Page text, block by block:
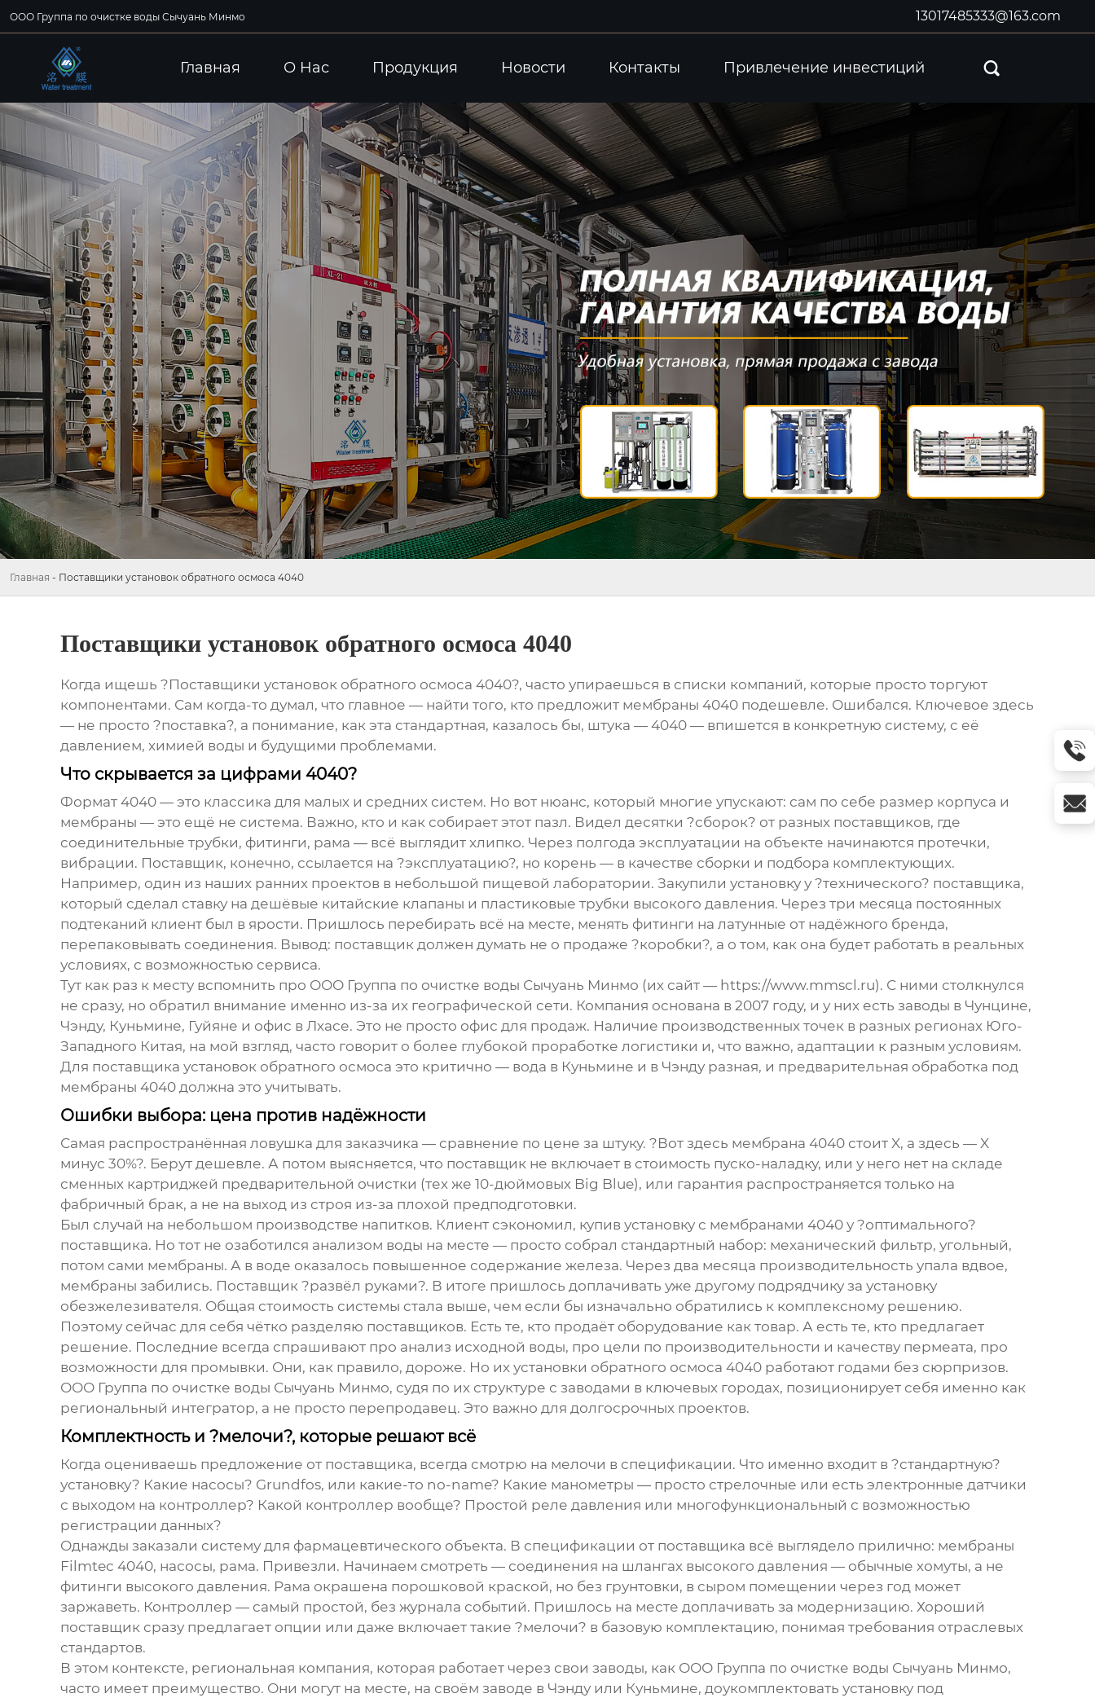
ООО Группа по очистке воды Сычуань Минмо 13017485333@163.com
Главная О Hас Продукция Новости Контакты Привлечение инвестиций 
Главная - Поставщики установок обратного осмоса 4040
Поставщики установок обратного осмоса 4040
Когда ищешь ?Поставщики установок обратного осмоса 4040?, часто упираешься в списки компаний, которые просто торгуют
компонентами. Сам когда-то думал, что главное — найти того, кто предложит мембраны 4040 подешевле. Ошибался. Ключевое здесь
— не просто ?поставка?, а понимание, как эта стандартная, казалось бы, штука — 4040 — впишется в конкретную систему, с её
давлением, химией воды и будущими проблемами.
Что скрывается за цифрами 4040?
Формат 4040 — это классика для малых и средних систем. Но вот нюанс, который многие упускают: сам по себе размер корпуса и
мембраны — это ещё не система. Важно, кто и как собирает этот пазл. Видел десятки ?сборок? от разных поставщиков, где
соединительные трубки, фитинги, рама — всё выглядит хлипко. Через полгода эксплуатации на объекте начинаются протечки,
вибрации. Поставщик, конечно, ссылается на ?эксплуатацию?, но корень — в качестве сборки и подбора комплектующих.
Например, один из наших ранних проектов в небольшой пищевой лаборатории. Закупили установку у ?технического? поставщика,
который сделал ставку на дешёвые китайские клапаны и пластиковые трубки высокого давления. Через три месяца постоянных
подтеканий клиент был в ярости. Пришлось перебирать всё на месте, менять фитинги на латунные от надёжного бренда,
перепаковывать соединения. Вывод: поставщик должен думать не о продаже ?коробки?, а о том, как она будет работать в реальных
условиях, с возможностью сервиса.
Тут как раз к месту вспомнить про ООО Группа по очистке воды Сычуань Минмо (их сайт — https://www.mmscl.ru). С ними столкнулся
не сразу, но обратил внимание именно из-за их географической сети. Компания основана в 2007 году, и у них есть заводы в Чунцине,
Чэнду, Куньмине, Гуйяне и офис в Лхасе. Это не просто офис для продаж. Наличие производственных точек в разных регионах Юго-
Западного Китая, на мой взгляд, часто говорит о более глубокой проработке логистики и, что важно, адаптации к разным условиям.
Для поставщика установок обратного осмоса это критично — вода в Куньмине и в Чэнду разная, и предварительная обработка под
мембраны 4040 должна это учитывать.
Ошибки выбора: цена против надёжности
Самая распространённая ловушка для заказчика — сравнение по цене за штуку. ?Вот здесь мембрана 4040 стоит X, а здесь — X
минус 30%?. Берут дешевле. А потом выясняется, что поставщик не включает в стоимость пуско-наладку, или у него нет на складе
сменных картриджей предварительной очистки (тех же 10-дюймовых Big Blue), или гарантия распространяется только на
фабричный брак, а не на выход из строя из-за плохой предподготовки.
Был случай на небольшом производстве напитков. Клиент сэкономил, купив установку с мембранами 4040 у ?оптимального?
поставщика. Но тот не озаботился анализом воды на месте — просто собрал стандартный набор: механический фильтр, угольный,
потом сами мембраны. А в воде оказалось повышенное содержание железа. Через два месяца производительность упала вдвое,
мембраны забились. Поставщик ?развёл руками?. В итоге пришлось доплачивать уже другому подрядчику за установку
обезжелезивателя. Общая стоимость системы стала выше, чем если бы изначально обратились к комплексному решению.
Поэтому сейчас для себя чётко разделяю поставщиков. Есть те, кто продаёт оборудование как товар. А есть те, кто предлагает
решение. Последние всегда спрашивают про анализ исходной воды, про цели по производительности и качеству пермеата, про
возможности для промывки. Они, как правило, дороже. Но их установки обратного осмоса 4040 работают годами без сюрпризов.
ООО Группа по очистке воды Сычуань Минмо, судя по их структуре с заводами в ключевых городах, позиционирует себя именно как
региональный интегратор, а не просто перепродавец. Это важно для долгосрочных проектов.
Комплектность и ?мелочи?, которые решают всё
Когда оцениваешь предложение от поставщика, всегда смотрю на мелочи в спецификации. Что именно входит в ?стандартную?
установку? Какие насосы? Grundfos, или какие-то no-name? Какие манометры — просто стрелочные или есть электронные датчики
с выходом на контроллер? Какой контроллер вообще? Простой реле давления или многофункциональный с возможностью
регистрации данных?
Однажды заказали систему для фармацевтического объекта. В спецификации от поставщика всё выглядело прилично: мембраны
Filmtec 4040, насосы, рама. Привезли. Начинаем смотреть — соединения на шлангах высокого давления — обычные хомуты, а не
фитинги высокого давления. Рама окрашена порошковой краской, но без грунтовки, в сыром помещении через год может
заржаветь. Контроллер — самый простой, без журнала событий. Пришлось на месте доплачивать за модернизацию. Хороший
поставщик сразу предлагает опции или даже включает такие ?мелочи? в базовую комплектацию, понимая требования отраслевых
стандартов.
В этом контексте, региональная компания, которая работает через свои заводы, как ООО Группа по очистке воды Сычуань Минмо,
часто имеет преимущество. Они могут на месте, на своём заводе в Чэнду или Куньмине, доукомплектовать установку под